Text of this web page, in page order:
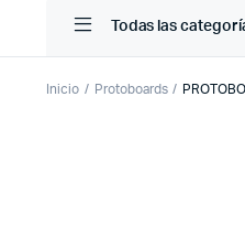
Todas las
Inicio Protoboards